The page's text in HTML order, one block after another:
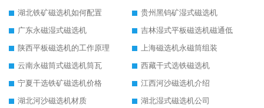
湖北铁矿磁选机如何配置
贵州黑钨矿湿式磁选机
广东永磁湿式磁选机
吉林湿式平板磁选机磁通低
陕西平板磁选机的工作原理
上海磁选机永磁筒组装
云南永磁筒式磁选机筒瓦
西藏干式选铁磁选机
宁夏干选铁矿磁选机价格
江西河沙磁选机介绍
湖北河沙磁选机材质
湖北湿式磁选机公司